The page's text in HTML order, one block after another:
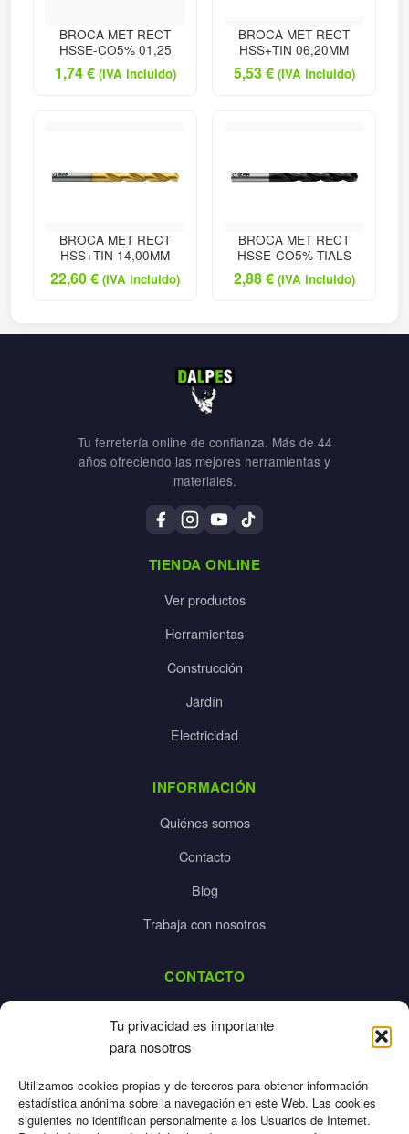
Tu privacidad es importante
para nosotros
Utilizamos cookies propias y de terceros para obtener información
estadística anónima sobre la navegación en este Web. Las cookies
siguientes no identifican personalmente a los Usuarios de Internet.
BROCA MET RECT
HSSE-CO5% 01,25
1,74€ (IVA incluido)
BROCA MET RECT
HSS+TIN 06,20MM
5,53€ (IVA incluido)
BROCA MET RECT
HSS+TIN 14,00MM
22,60€ (IVA incluido)
BROCA MET RECT
HSSE-CO5% TIALS
2,88€ (IVA incluido)
Tu ferretería online de confianza. Más de 44
años ofreciendo las mejores herramientas y
materiales.
TIENDA ONLINE
Ver productos
Herramientas
Construcción
Jardín
Electricidad
INFORMACIÓN
Quiénes somos
Contacto
Blog
Trabaja con nosotros
CONTACTO
925 532 213